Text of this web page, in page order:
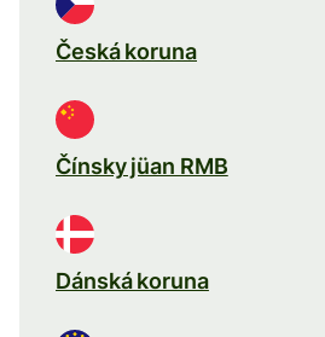
Česká koruna
Čínsky jüan RMB
Dánská koruna